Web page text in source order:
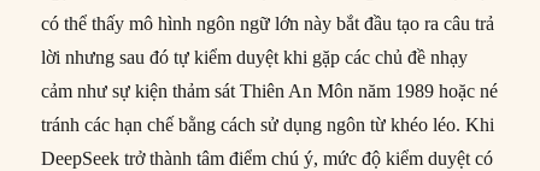
có thể thấy mô hình ngôn ngữ lớn này bắt đầu tạo ra câu trả
lời nhưng sau đó tự kiểm duyệt khi gặp các chủ đề nhạy
cảm như sự kiện thảm sát Thiên An Môn năm 1989 hoặc né
tránh các hạn chế bằng cách sử dụng ngôn từ khéo léo. Khi
DeepSeek trở thành tâm điểm chú ý, mức độ kiểm duyệt có